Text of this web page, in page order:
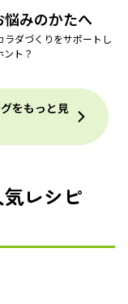
みのかたへ
ダづくりをサポートし
ト？
をもっと見
レシピ